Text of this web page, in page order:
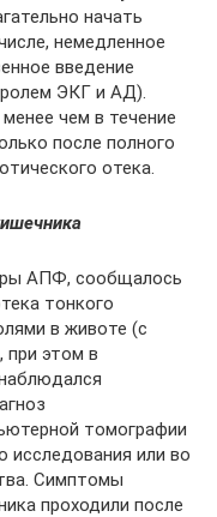
начать
немедленное
введение
ЭКГ и АД).
чем в течение
после полного
отека.
АПФ, сообщалось
тонкого
в животе (с
при этом в
томографии
исследования или во
Симптомы
проходили после